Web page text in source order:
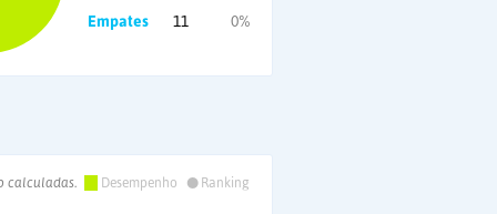
Empates
11 0%
calculadas. Desempenho •
Ranking